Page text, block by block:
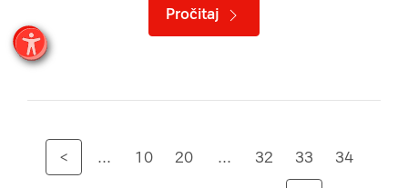
Pročitaj
< ... 10 20 ... 32 33 34